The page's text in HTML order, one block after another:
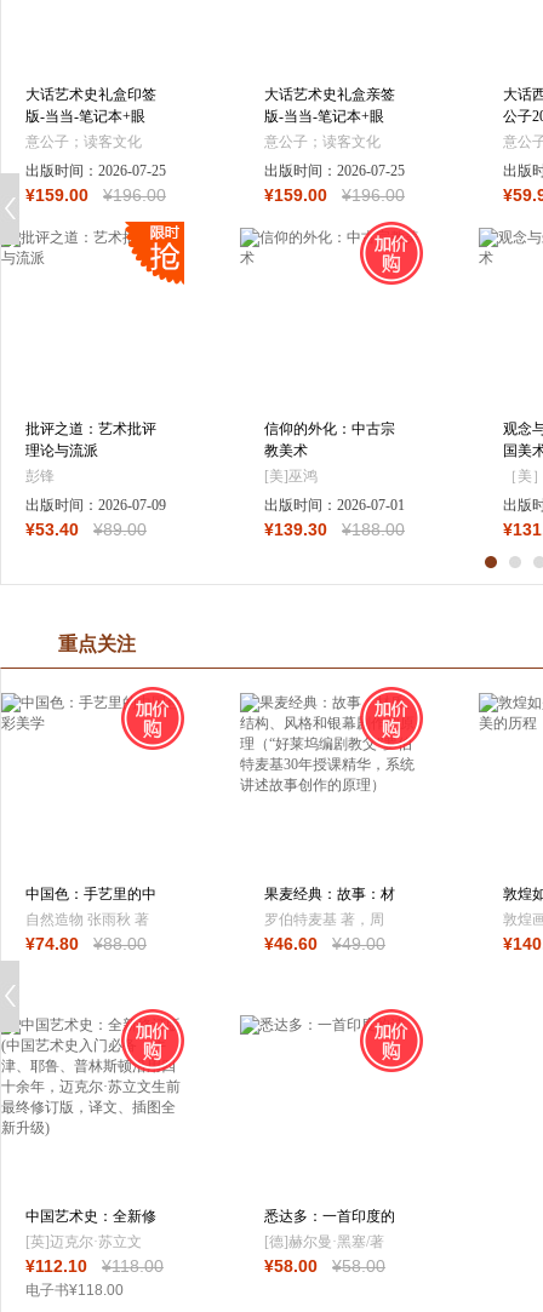
大话艺术史礼盒印签
版-当当-笔记本+眼
罩+飞机盒+贴纸
意公子；读客文化
出品
出版时间： 2026-07-25
¥159.00 ¥196.00
大话艺术史礼盒亲签
版-当当-笔记本+眼
罩+飞机盒+贴纸+亲
签及编码
意公子；读客文化
出品
出版时间： 2026-07-25
¥159.00 ¥196.00
大话
公子
装帧
全新
精讲
民艺
意公
出品
出版
¥59
批评之道：艺术批评
理论与流派
彭锋
出版时间： 2026-07-09
¥53.40 ¥89.00
信仰的外化：中古宗
教美术
[美]巫鸿
出版时间： 2026-07-01
¥139.30 ¥188.00
观念
国美
［美
出版
¥131
重点关注
中国色：手艺里的中
国色彩美学
自然造物 张雨秋 著
¥74.80 ¥88.00
果麦经典：故事：材
质、结构、风格
罗伯特麦基 著，周
铁东 译，果麦文化
¥46.60 ¥49.00
敦煌
1600
敦煌
¥140
中国艺术史：全新修
订版(中国艺术
[英]迈克尔·苏立文
著; 徐坚 译
¥112.10 ¥118.00
电子书¥118.00
悉达多：一首印度的
诗
[德]赫尔曼·黑塞/著
李雪涛/译
¥58.00 ¥58.00